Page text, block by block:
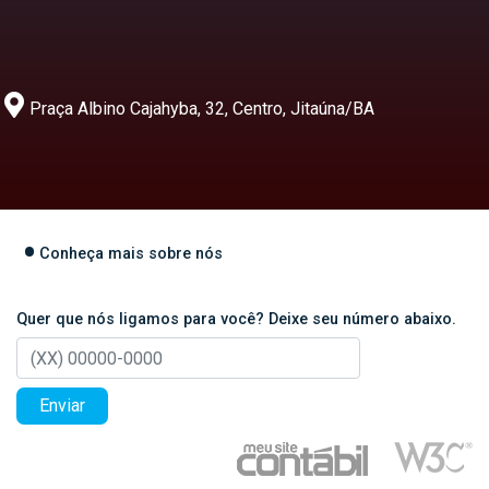
Praça Albino Cajahyba, 32, Centro, Jitaúna/BA
Conheça mais sobre nós
Quer que nós ligamos para você? Deixe seu número abaixo.
Enviar